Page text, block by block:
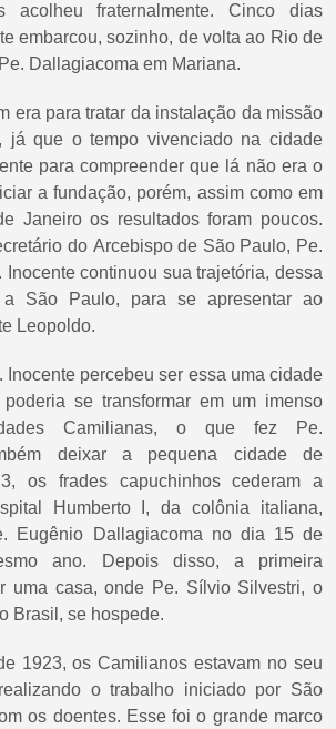
acolheu fraternalmente. Cinco dias
embarcou, sozinho, de volta ao Rio de
Dallagiacoma em Mariana.
era para tratar da instalação da missão
já que o tempo vivenciado na cidade
para compreender que lá não era o
a fundação, porém, assim como em
Janeiro os resultados foram poucos.
do Arcebispo de São Paulo, Pe.
Inocente continuou sua trajetória, dessa
São Paulo, para se apresentar ao
Leopoldo.
Inocente percebeu ser essa uma cidade
se transformar em um imenso
Camilianas, o que fez Pe.
deixar a pequena cidade de
os frades capuchinhos cederam a
Humberto I, da colônia italiana,
Eugênio Dallagiacoma no dia 15 de
ano. Depois disso, a primeira
uma casa, onde Pe. Sílvio Silvestri, o
Brasil, se hospede.
1923, os Camilianos estavam no seu
o trabalho iniciado por São
os doentes. Esse foi o grande marco